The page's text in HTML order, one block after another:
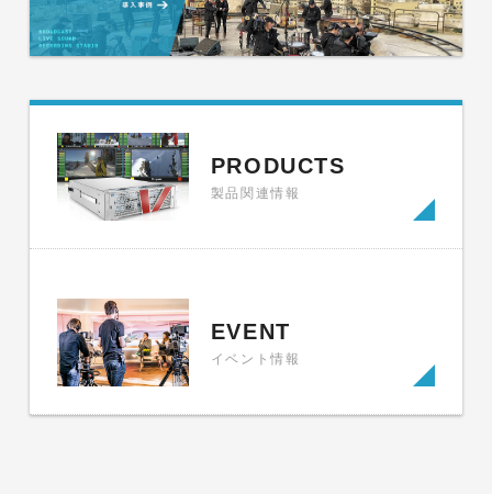
PRODUCTS
製品関連情報
EVENT
イベント情報